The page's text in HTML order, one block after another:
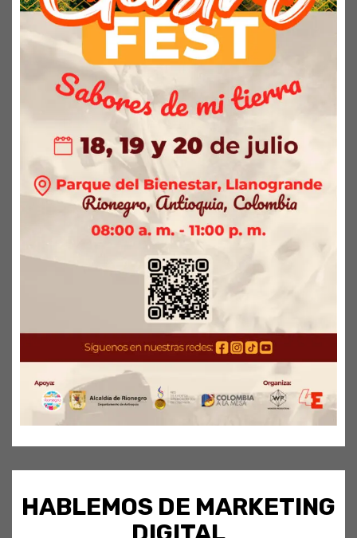
HABLEMOS DE MARKETING